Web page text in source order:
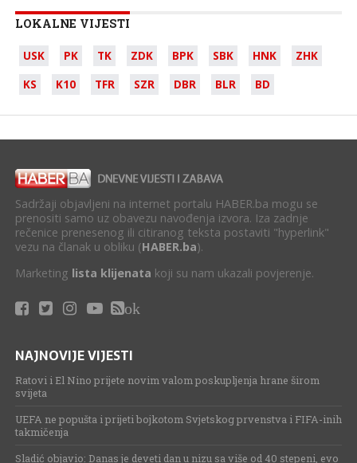
LOKALNE VIJESTI
USK PK TK ZDK BPK SBK HNK
ZHK
KS
K10 TFR SZR DBR BLR BD
Sadržaji objavljeni na internet portalu HABER.ba mogu se
prenositi samo uz obavezu navođenja izvora. Iza zadnje
rečenice prenesenog ili citiranog teksta postaviti "hyperlink"
vezu na članak u obliku (HABER.ba).
Marketing lista klijenata koji su nam ukazali povjerenje.
ok
NAJNOVIJE VIJESTI
Ratovi i El Nino prijete novim valom poskupljenja hrane širom
svijeta
UEFA ne popušta i prijeti bojkotom Svjetskog prvenstva i FIFA-inih
takmičenja
Sladić objavio: Danas je deveti dan u nizu sa više od 40 stepeni, evo